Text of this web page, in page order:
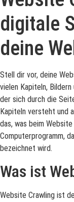
digitale
deine
Stell dir vor, deine
vielen Kapiteln,
der sich durch die
Kapiteln versteht und
das, was beim
Computerprogramm,
bezeichnet wird.
Was ist
Website Crawling ist